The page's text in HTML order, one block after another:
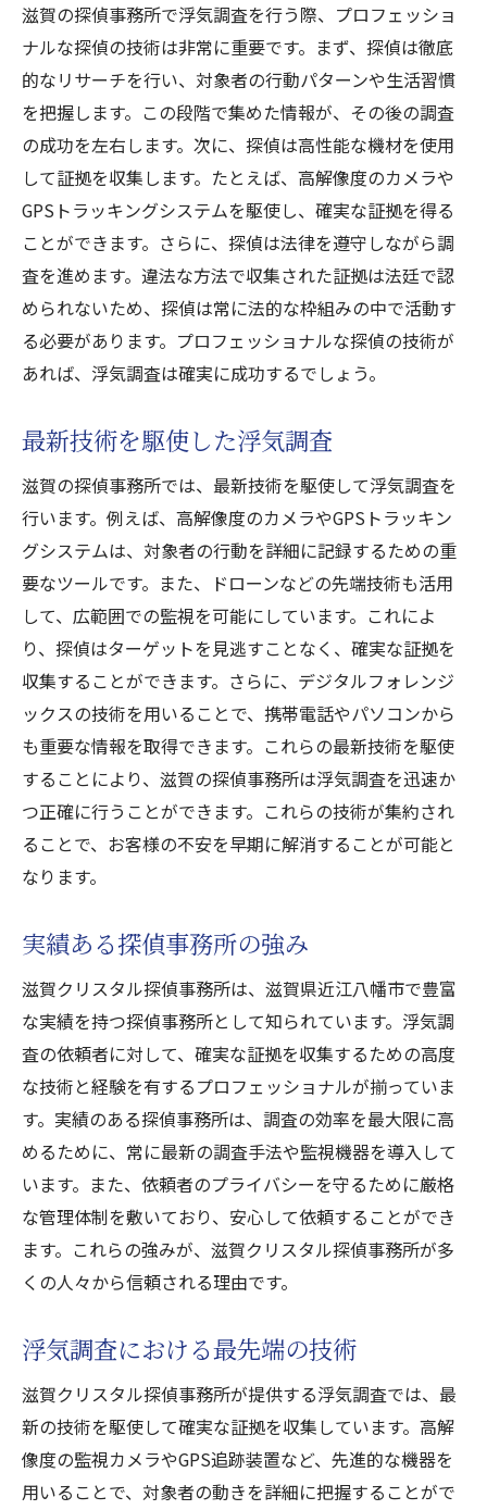
滋賀の探偵事務所で浮気調査を行う際、プロフェッショ
ナルな探偵の技術は非常に重要です。まず、探偵は徹底
的なリサーチを行い、対象者の行動パターンや生活習慣
を把握します。この段階で集めた情報が、その後の調査
の成功を左右します。次に、探偵は高性能な機材を使用
して証拠を収集します。たとえば、高解像度のカメラや
GPSトラッキングシステムを駆使し、確実な証拠を得る
ことができます。さらに、探偵は法律を遵守しながら調
査を進めます。違法な方法で収集された証拠は法廷で認
められないため、探偵は常に法的な枠組みの中で活動す
る必要があります。プロフェッショナルな探偵の技術が
あれば、浮気調査は確実に成功するでしょう。
最新技術を駆使した浮気調査
滋賀の探偵事務所では、最新技術を駆使して浮気調査を
行います。例えば、高解像度のカメラやGPSトラッキン
グシステムは、対象者の行動を詳細に記録するための重
要なツールです。また、ドローンなどの先端技術も活用
して、広範囲での監視を可能にしています。これによ
り、探偵はターゲットを見逃すことなく、確実な証拠を
収集することができます。さらに、デジタルフォレンジ
ックスの技術を用いることで、携帯電話やパソコンから
も重要な情報を取得できます。これらの最新技術を駆使
することにより、滋賀の探偵事務所は浮気調査を迅速か
つ正確に行うことができます。これらの技術が集約され
ることで、お客様の不安を早期に解消することが可能と
なります。
実績ある探偵事務所の強み
滋賀クリスタル探偵事務所は、滋賀県近江八幡市で豊富
な実績を持つ探偵事務所として知られています。浮気調
査の依頼者に対して、確実な証拠を収集するための高度
な技術と経験を有するプロフェッショナルが揃っていま
す。実績のある探偵事務所は、調査の効率を最大限に高
めるために、常に最新の調査手法や監視機器を導入して
います。また、依頼者のプライバシーを守るために厳格
な管理体制を敷いており、安心して依頼することができ
ます。これらの強みが、滋賀クリスタル探偵事務所が多
くの人々から信頼される理由です。
浮気調査における最先端の技術
滋賀クリスタル探偵事務所が提供する浮気調査では、最
新の技術を駆使して確実な証拠を収集しています。高解
像度の監視カメラやGPS追跡装置など、先進的な機器を
用いることで、対象者の動きを詳細に把握することがで